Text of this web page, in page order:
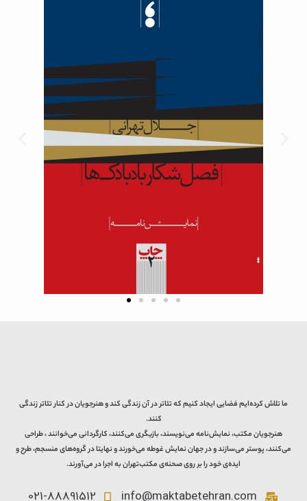
ما تلاش کرده‌ایم فضایی ایجاد کنیم که تئاتر در آن زندگی کند و هنرجویان در کنار تئاتر زندگی
کنند.
هنرجویان مکتب، نمایش‌نامه می‌نویسند، بازیگری می‌کنند، کارگردانی می‌خوانند ، طراحی
می‌کنند، پوستر می‌سازند و در جهان نمایش غوطه می‌خورند و نهایتا در گروه‌های منسجم، طرح و
ایده‌ی خود را بر روی صحنه‌ی مکتب‌تهران به اجرا در می‌آورند.
info@maktabetehran.com
021-88891512